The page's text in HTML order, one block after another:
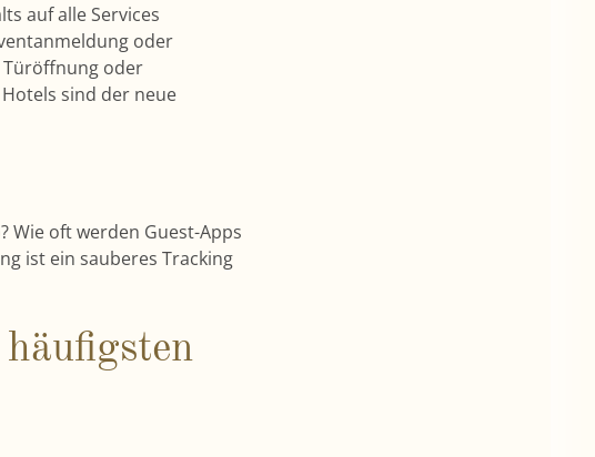
auf alle Services
oder
Türöffnung oder
sind der neue
Wie oft werden Guest-Apps
ist ein sauberes Tracking